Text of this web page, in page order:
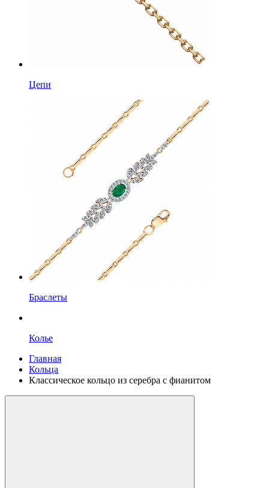
Цепи
Браслеты
Колье
Главная
Кольца
Классическое кольцо из серебра с фианитом